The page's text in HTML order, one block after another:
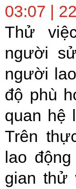
03:07 |
Thử
người
người
độ phù
quan hệ
Trên
lao
gian thử